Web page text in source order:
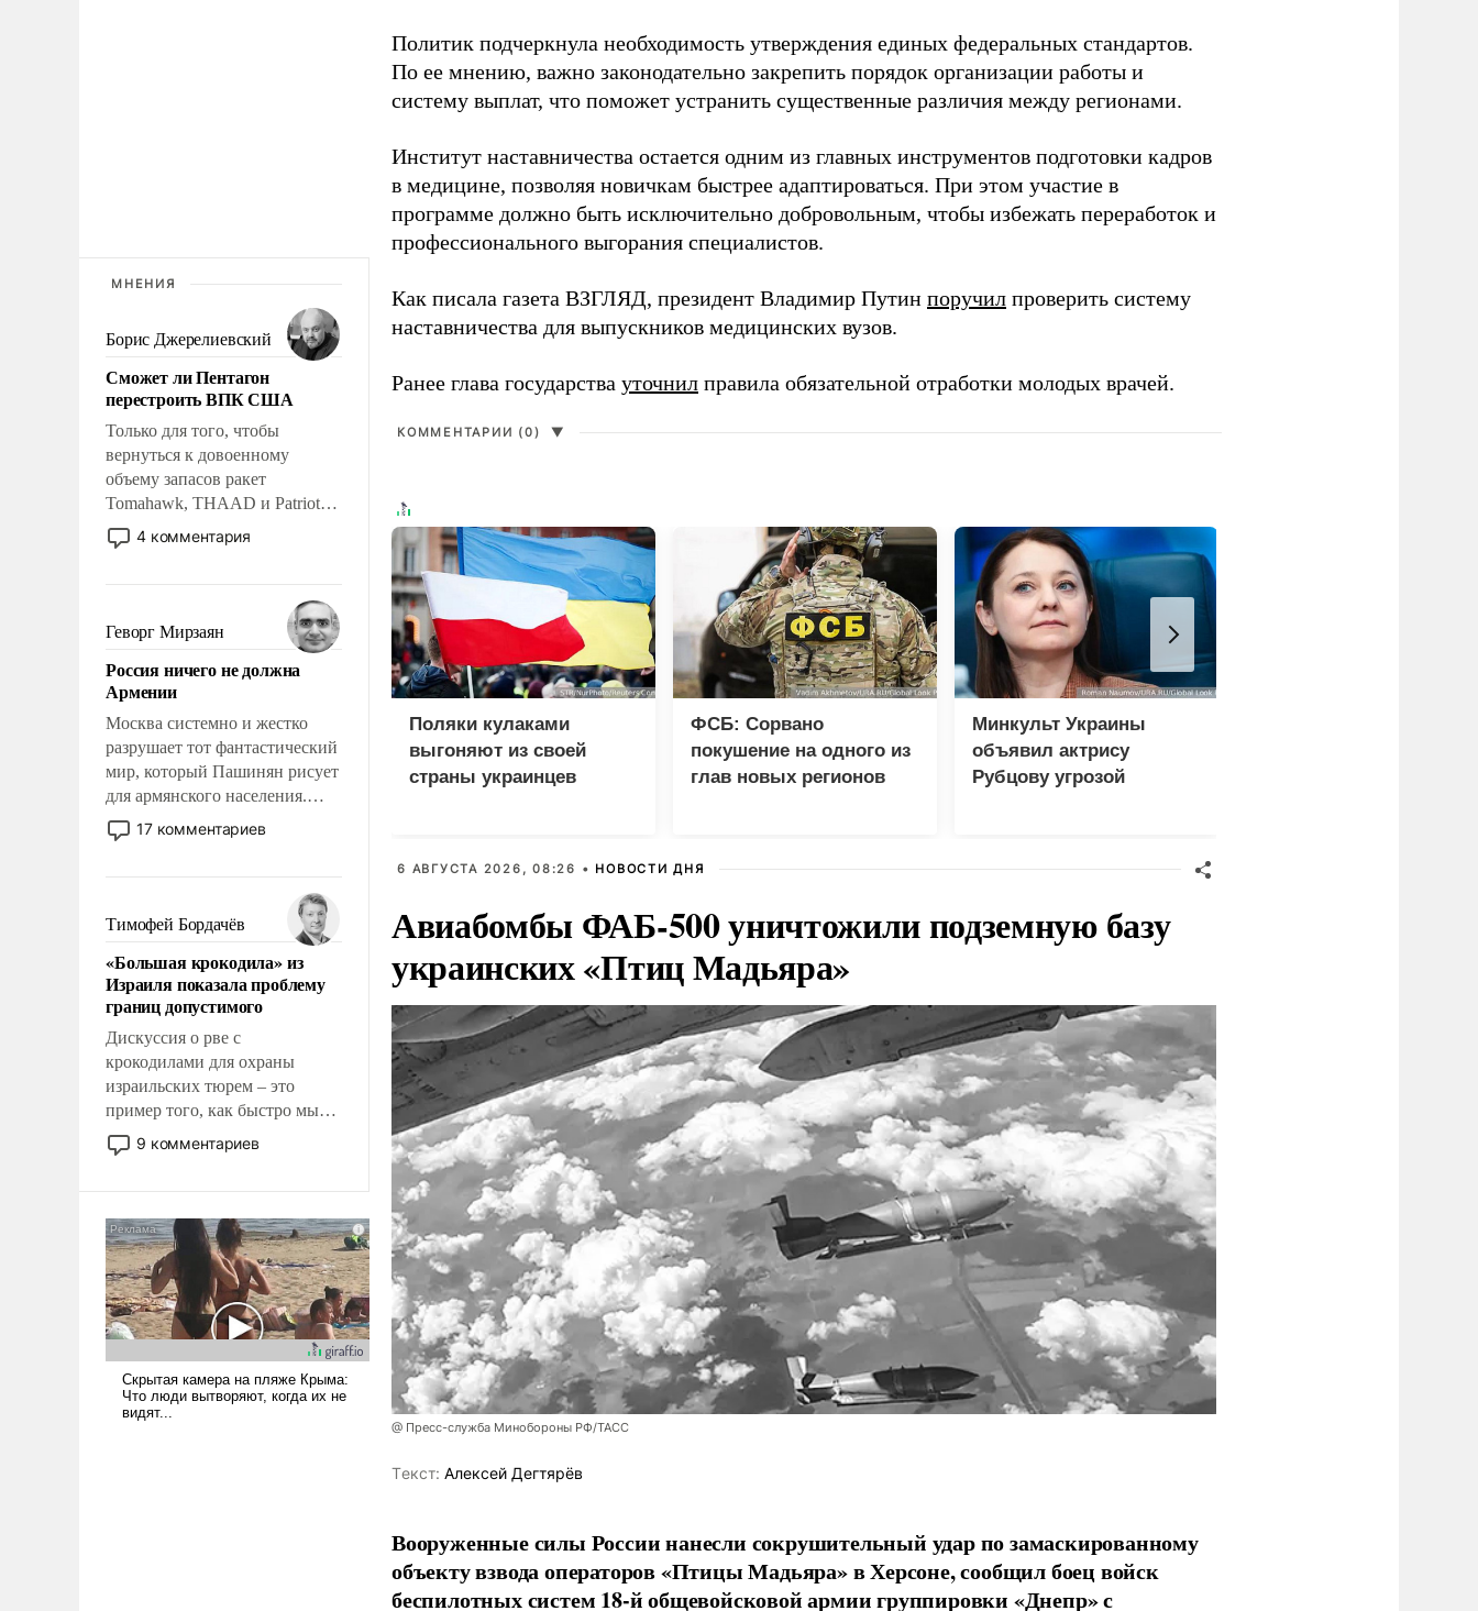
МНЕНИЯ
Борис Джерелиевский
Сможет ли Пентагон
перестроить ВПК США
Только для того, чтобы
вернуться к довоенному
объему запасов ракет
Tomahawk, THAAD и Patriot
США потребуется более трех
лет. Даже небольшая война с
Сложившаяся ситуация
означает многолетний период
уязвимости США, например,
перед Китаем.
4 комментария
Геворг Мирзаян
Россия ничего не должна
Армении
Москва системно и жестко
разрушает тот фантастический
мир, который Пашинян рисует
для армянского населения.
Мир, где политические
прожекты будут безусловно
налогоплательщиков и где
Еревану за свои поступки не
нужно отвечать.
17 комментариев
Тимофей Бордачёв
«Большая крокодила» из
Израиля показала проблему
границ допустимого
Дискуссия о рве с
крокодилами для охраны
израильских тюрем – это
пример того, как быстро мы
двигаемся по пути
революционных изменений.
псевдонаучной фантастики,
стало всерьез обсуждаемой
идеей.
9 комментариев
Политик подчеркнула необходимость утверждения единых федеральных стандартов.
По ее мнению, важно законодательно закрепить порядок организации работы и
систему выплат, что поможет устранить существенные различия между регионами.
Институт наставничества остается одним из главных инструментов подготовки кадров
в медицине, позволяя новичкам быстрее адаптироваться. При этом участие в
программе должно быть исключительно добровольным, чтобы избежать переработок и
профессионального выгорания специалистов.
Как писала газета ВЗГЛЯД, президент Владимир Путин поручил проверить систему
наставничества для выпускников медицинских вузов.
Ранее глава государства уточнил правила обязательной отработки молодых врачей.
КОММЕНТАРИИ (0) ▼
Поляки кулаками
выгоняют из своей
страны украинцев
ФСБ: Сорвано
покушение на одного из
глав новых регионов
Минкульт Украины
объявил актрису
Рубцову угрозой
6 АВГУСТА 2026, 08:26 • НОВОСТИ ДНЯ
Авиабомбы ФАБ-500 уничтожили подземную базу
украинских «Птиц Мадьяра»
@ Пресс-служба Минобороны РФ/ТАСС
Tекст: Алексей Дегтярёв
Вооруженные силы России нанесли сокрушительный удар по замаскированному
объекту взвода операторов «Птицы Мадьяра» в Херсоне, сообщил боец войск
беспилотных систем 18-й общевойсковой армии группировки «Днепр» с